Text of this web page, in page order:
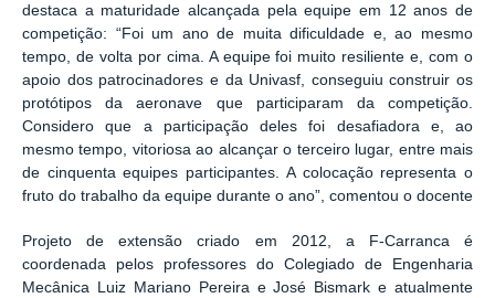
destaca a maturidade alcançada pela equipe em 12 anos de
competição: “Foi um ano de muita dificuldade e, ao mesmo
tempo, de volta por cima. A equipe foi muito resiliente e, com o
apoio dos patrocinadores e da Univasf, conseguiu construir os
protótipos da aeronave que participaram da competição.
Considero que a participação deles foi desafiadora e, ao
mesmo tempo, vitoriosa ao alcançar o terceiro lugar, entre mais
de cinquenta equipes participantes. A colocação representa o
fruto do trabalho da equipe durante o ano”, comentou o docente
Projeto de extensão criado em 2012, a F-Carranca é
coordenada pelos professores do Colegiado de Engenharia
Mecânica Luiz Mariano Pereira e José Bismark e atualmente